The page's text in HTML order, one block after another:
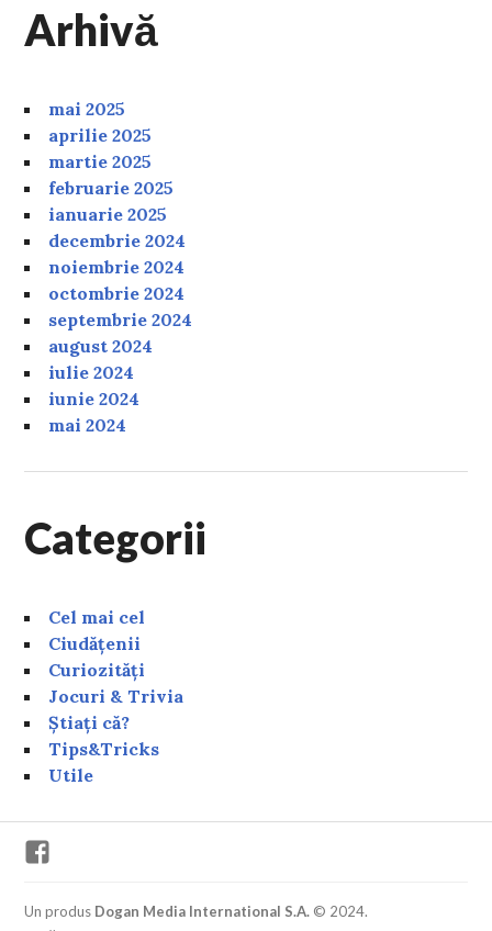
Arhivă
mai 2025
aprilie 2025
martie 2025
februarie 2025
ianuarie 2025
decembrie 2024
noiembrie 2024
octombrie 2024
septembrie 2024
august 2024
iulie 2024
iunie 2024
mai 2024
Categorii
Cel mai cel
Ciudățenii
Curiozități
Jocuri & Trivia
Știați că?
Tips&Tricks
Utile
Un produs Dogan Media International S.A. © 2024.